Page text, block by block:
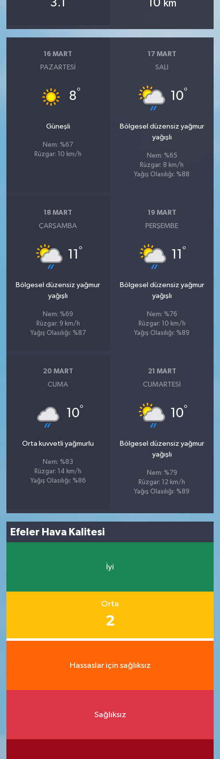
3.1 10 km
16 MART
PAZARTESI
8°
Güneşli
Nem: %67
Rüzgar: 10 km/h
17 MART
SALI
10°
Bölgesel düzensiz yağmur
yağışlı
Nem: %65
Rüzgar: 8 km/h
Yağış Olasılığı: %88
18 MART
ÇARŞAMBA
11 °
Bölgesel düzensiz yağmur
yağışlı
Nem: %69
Rüzgar: 9 km/h
Yağış Olasılığı: %87
19 MART
PERŞEMBE
11 °
Bölgesel düzensiz yağmur
yağışlı
Nem: %76
Rüzgar: 10 km/h
Yağış Olasılığı: %89
20 MART
CUMA
10°
Orta kuvvetli yağmurlu
Nem: %83
Rüzgar: 14 km/h
Yağış Olasılığı: %86
21 MART
CUMARTESI
10°
Bölgesel düzensiz yağmur
yağışlı
Nem: %79
Rüzgar: 12 km/h
Yağış Olasılığı: %89
Efeler Hava Kalitesi
İyi
Orta
2
Hassaslar için sağlıksız
Sağlıksız